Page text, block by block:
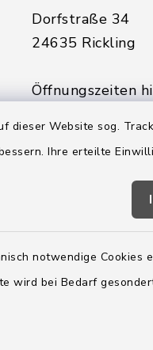
dieser Website sog.
Ihre erteilte
notwendige Cookies
wird bei Bedarf
Dorfstraße 34
24635 Rickling
Öffnungszeiten
08:00 - 12:00
sowie zusätzlich
14:00 - 18:00
04328 179-0
04328 -
info@amt-